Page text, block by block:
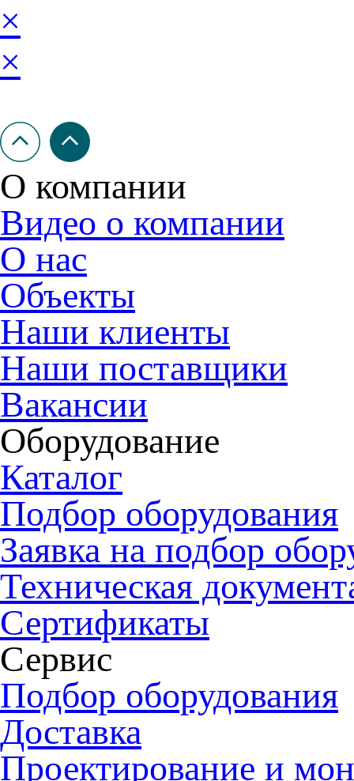
×
×
О компании
Видео о компании
О нас
Объекты
Наши клиенты
Наши поставщики
Вакансии
Оборудование
Каталог
Подбор оборудования
Заявка на подбор
Техническая
Сертификаты
Сервис
Подбор оборудования
Доставка
Проектирование и